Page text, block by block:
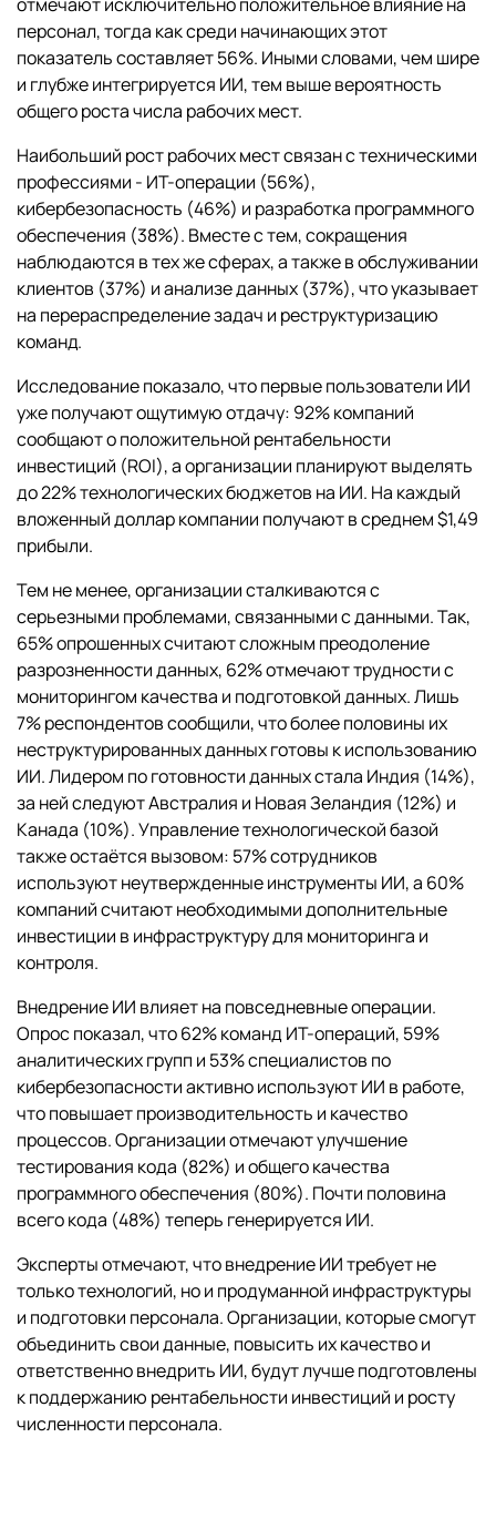
персонал, тогда как среди начинающих этот
показатель составляет 56%. Иными словами, чем шире
и глубже интегрируется ИИ, тем выше вероятность
общего роста числа рабочих мест.
Наибольший рост рабочих мест связан с техническими
профессиями - ИТ-операции (56%),
кибербезопасность (46%) и разработка программного
обеспечения (38%). Вместе с тем, сокращения
наблюдаются в тех же сферах, а также в обслуживании
клиентов (37%) и анализе данных (37%), что указывает
на перераспределение задач и реструктуризацию
команд.
Исследование показало, что первые пользователи ИИ
уже получают ощутимую отдачу: 92% компаний
сообщают о положительной рентабельности
инвестиций (ROI), а организации планируют выделять
до 22% технологических бюджетов на ИИ. На каждый
вложенный доллар компании получают в среднем $1,49
прибыли.
Тем не менее, организации сталкиваются с
серьезными проблемами, связанными с данными. Так,
65% опрошенных считают сложным преодоление
разрозненности данных, 62% отмечают трудности с
мониторингом качества и подготовкой данных. Лишь
7% респондентов сообщили, что более половины их
неструктурированных данных готовы к использованию
ИИ. Лидером по готовности данных стала Индия (14%),
за ней следуют Австралия и Новая Зеландия (12%) и
Канада (10%). Управление технологической базой
также остаётся вызовом: 57% сотрудников
используют неутвержденные инструменты ИИ, а 60%
компаний считают необходимыми дополнительные
инвестиции в инфраструктуру для мониторинга и
контроля.
Внедрение ИИ влияет на повседневные операции.
Опрос показал, что 62% команд ИТ-операций, 59%
аналитических групп и 53% специалистов по
кибербезопасности активно используют ИИ в работе,
что повышает производительность и качество
процессов. Организации отмечают улучшение
тестирования кода (82%) и общего качества
программного обеспечения (80%). Почти половина
всего кода (48%) теперь генерируется ИИ.
Эксперты отмечают, что внедрение ИИ требует не
только технологий, но и продуманной инфраструктуры
и подготовки персонала. Организации, которые смогут
объединить свои данные, повысить их качество и
ответственно внедрить ИИ, будут лучше подготовлены
к поддержанию рентабельности инвестиций и росту
численности персонала.